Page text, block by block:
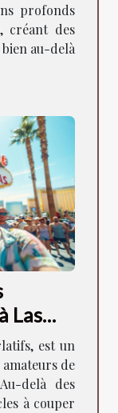
profonds
créant des
au-delà
Las
est un
de
delà des
à couper